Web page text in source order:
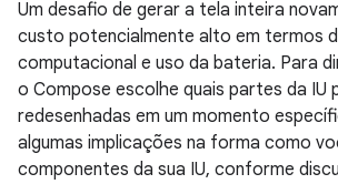
Um desafio de gerar a tela inteira
custo potencialmente alto em termos
computacional e uso da bateria. Para
o Compose escolhe quais partes da IU
redesenhadas em um momento
algumas implicações na forma como
componentes da sua IU, conforme